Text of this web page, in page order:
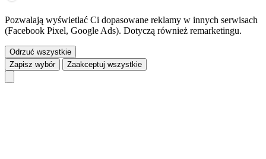
Pozwalają wyświetlać Ci dopasowane reklamy w innych serwisach
(Facebook Pixel, Google Ads). Dotyczą również remarketingu.
Odrzuć wszystkie
Zapisz wybór
Zaakceptuj wszystkie